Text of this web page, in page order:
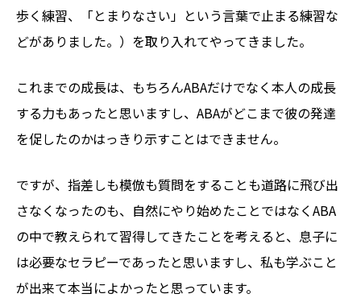
歩く練習、「とまりなさい」という言葉で止まる練習な
どがありました。）を取り入れてやってきました。
これまでの成長は、もちろんABAだけでなく本人の成長
する力もあったと思いますし、ABAがどこまで彼の発達
を促したのかはっきり示すことはできません。
ですが、指差しも模倣も質問をすることも道路に飛び出
さなくなったのも、自然にやり始めたことではなくABA
の中で教えられて習得してきたことを考えると、息子に
は必要なセラピーであったと思いますし、私も学ぶこと
が出来て本当によかったと思っています。